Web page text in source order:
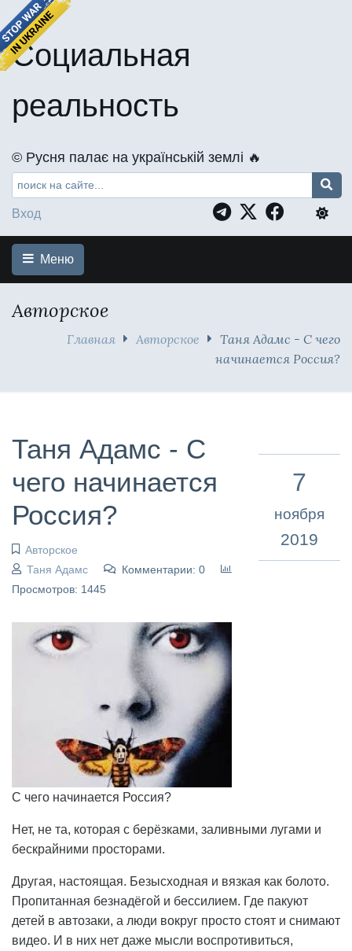
Социальная
реальность
©️ Русня палає на українській землі 🔥
Вход
Меню
Авторское
Главная Авторское
Таня Адамс - С чего
начинается Россия?
Таня Адамс - С
чего начинается
Россия?
Авторское
Таня Адамс
Комментарии: 0
Просмотров: 1445
7
ноября
2019
С чего начинается Россия?
Нет, не та, которая с берёзками, заливными лугами и
бескрайними просторами.
Другая, настоящая. Безысходная и вязкая как болото.
Пропитанная безнадёгой и бессилием. Где пакуют
детей в автозаки, а люди вокруг просто стоят и снимают
видео. И в них нет даже мысли воспротивиться,